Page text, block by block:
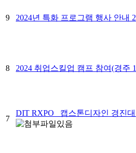
9 2024년 특화 프로그램 행사 안내 2
8 2024 취업스킬업 캠프 참여(경주
7
DIT RXPO_ 캡스톤디자인 경진대